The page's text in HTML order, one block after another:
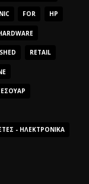
FOR HP
RETAIL
- ΗΛΕΚΤΡΟΝΙΚΆ